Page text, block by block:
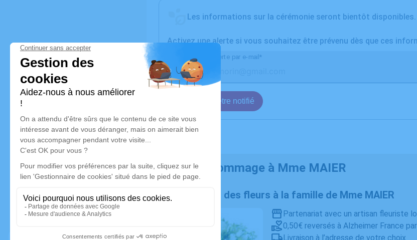
Les informations sur la cérémonie seront bientôt disponibles.
Activez une alerte si vous souhaitez être prévenu dès que ces
Recevoir une alerte par e-mail*
Je veux être notifié
Rendez hommage à Mme MAIER
Faites livrer des fleurs à la famille de Mme MAIER
Partenariat avec un artisan fleuriste
0,50€ reversés à Alzheimer France
Livraison à l’adresse de votre choix